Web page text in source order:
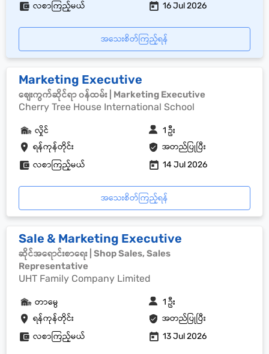
လစာကြည့်မယ် 16 Jul 2026
အသေးစိတ်ကြည့်ရန်
Marketing Executive
စျေးကွက်ဆိုင်ရာ ၀န်ထမ်း | Marketing Executive
Cherry Tree House International School
ရန်ကုန်တိုင်း အတည်ပြုပြီး
လှိုင် 1 ဦး
လစာကြည့်မယ် 14 Jul 2026
အသေးစိတ်ကြည့်ရန်
Sale & Marketing Executive
ဆိုင်အရောင်းစာရေး | Shop Sales, Sales
Representative
UHT Family Company Limited
ရန်ကုန်တိုင်း အတည်ပြုပြီး
တာမွေ 1 ဦး
လစာကြည့်မယ် 13 Jul 2026